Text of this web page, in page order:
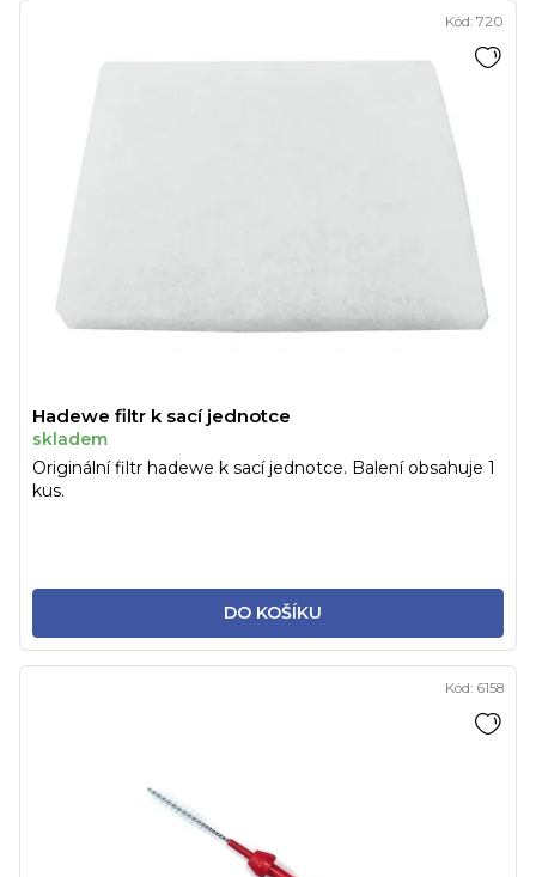
Hadewe filtr k sací jednotce
skladem
DO KOŠÍKU
Originální filtr hadewe k sací jednotce. Balení obsahuje 1
kus.
Kód: 720
Kód: 6158